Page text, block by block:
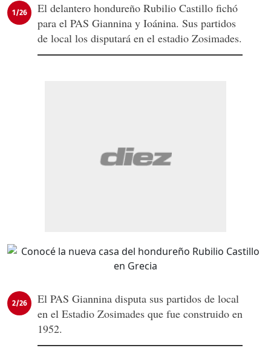
1/26
El delantero hondureño Rubilio Castillo fichó
para el PAS Giannina y Ioánina. Sus partidos
de local los disputará en el estadio Zosimades.
2/26
El PAS Giannina disputa sus partidos de local
en el Estadio Zosimades que fue construido en
1952.